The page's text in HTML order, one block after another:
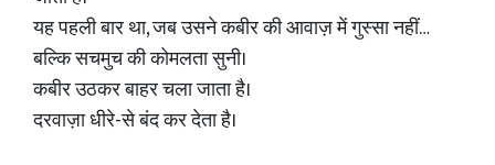
यह पहली बार था, जब उसने कबीर की आवाज़ में गुस्सा नहीं…
बल्कि सचमुच की कोमलता सुनी।
कबीर उठकर बाहर चला जाता है।
दरवाज़ा धीरे-से बंद कर देता है।